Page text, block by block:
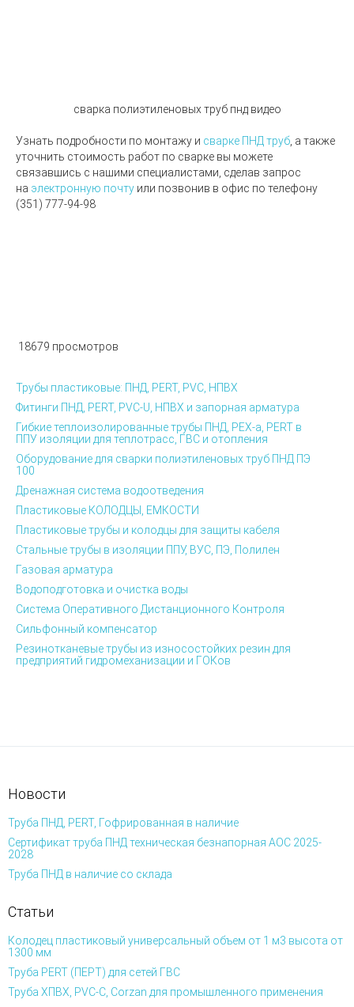
сварка полиэтиленовых труб пнд видео
Узнать подробности по монтажу и сварке ПНД труб , а также
уточнить стоимость работ по сварке вы можете
связавшись с нашими специалистами, сделав запрос
на электронную почту или позвонив в офис по телефону
(351 ) 777-94-98
18679 просмотров
Трубы пластиковые: ПНД, PERT, PVC, НПВХ
Фитинги ПНД, PERT, PVC-U, НПВХ и запорная арматура
Гибкие теплоизолированные трубы ПНД, PEX-а, PERT в
ППУ изоляции для теплотрасс, ГВС и отопления
Оборудование для сварки полиэтиленовых труб ПНД ПЭ
100
Дренажная система водоотведения
Пластиковые КОЛОДЦЫ, ЕМКОСТИ
Пластиковые трубы и колодцы для защиты кабеля
Стальные трубы в изоляции ППУ, ВУС, ПЭ, Полилен
Газовая арматура
Водоподготовка и очистка воды
Система Оперативного Дистанционного Контроля
Сильфонный компенсатор
Резинотканевые трубы из износостойких резин для
предприятий гидромеханизации и ГОКов
Новости
Труба ПНД, PERT, Гофрированная в наличие
Сертификат труба ПНД техническая безнапорная АОС 2025-
2028
Труба ПНД в наличие со склада
Статьи
Колодец пластиковый универсальный объем от 1 м3 высота от
1300 мм
Труба PERT (ПЕРТ) для сетей ГВС
Труба ХПВХ, PVC-C, Corzan для промышленного применения